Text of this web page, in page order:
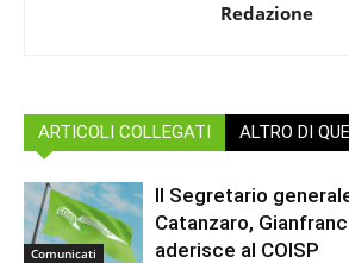
Redazione
ARTICOLI COLLEGATI ALTRO DI
Comunicati
Il Segretario
Catanzaro,
aderisce al COISP